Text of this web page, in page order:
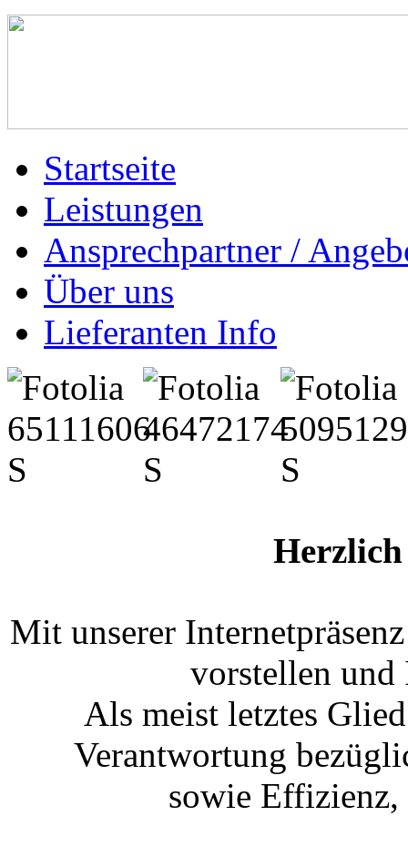
Startseite
Leistungen
Ansprechpartner /
Über uns
Lieferanten Info
Mit unserer
vorstellen und
Als meist letztes
Verantwortung
sowie Effizienz,